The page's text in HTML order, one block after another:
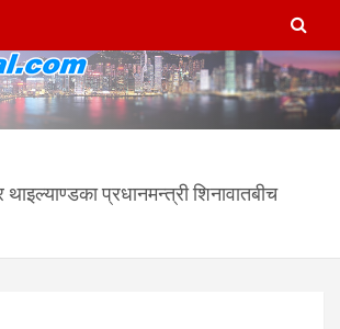
– हङकङबाट
नेपाली अनलाईन
hk nepal, hk nepal com
प्रधानमन्त्री शिनावातबीच